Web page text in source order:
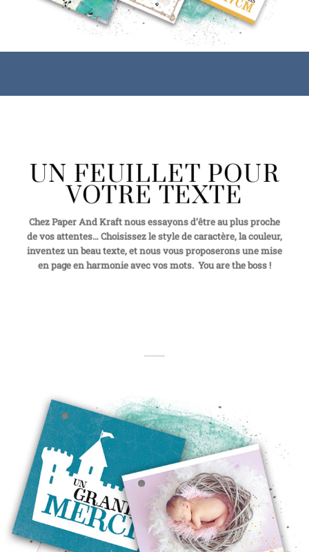
UN FEUILLET POUR
VOTRE TEXTE
Chez Paper And Kraft nous essayons d’être au plus proche
de vos attentes… Choisissez le style de caractère, la couleur,
inventez un beau texte, et nous vous proposerons une mise
en page en harmonie avec vos mots. You are the boss !